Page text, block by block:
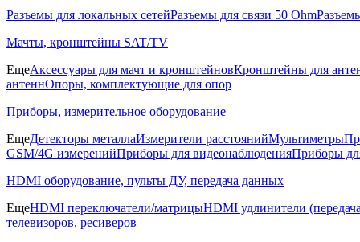
Разъемы для локальных сетейРазъемы для связи 50 Ohm
Мачты, кронштейны SAT/TV
ЕщеАксессуары для мачт и кронштейновКронштейны для
антеннОпоры, комплектующие для опор
Приборы, измерительное оборудование
ЕщеДетекторы металлаИзмерители расстоянийМультиметры
GSM/4G измеренийПриборы для видеонаблюденияПриборы
HDMI оборудование, пульты ДУ, передача данных
ЕщеHDMI переключатели/матрицыHDMI удлинители
телевизоров, ресиверов